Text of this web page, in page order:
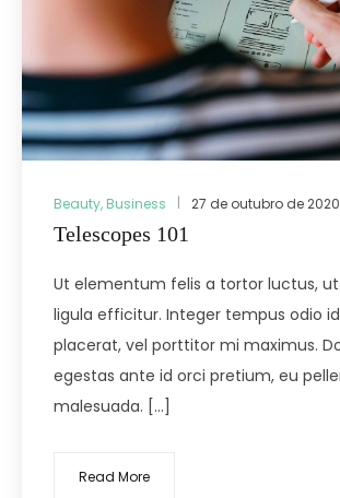
Beauty, Business 27 de outubro de 2020
Telescopes 101
Ut elementum felis a tortor luctus,
ligula efficitur. Integer tempus odio
placerat, vel porttitor mi maximus.
egestas ante id orci pretium, eu
malesuada. […]
Read More